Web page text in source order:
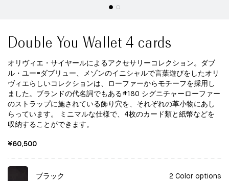
Double You Wallet 4 cards
オリヴィエ・サイヤールによるアクセサリーコレクション。ダブ
ル・ユー=ダブリュー、メゾンのイニシャルで言葉遊びをしたオリ
ヴィエらしいコレクションは、ローファーからモチーフを採用し
ました。ブランドの代名詞でもある#180 シグニチャーローファー
のストラップに施されている飾り穴を、それぞれの革小物にあし
らっています。 ミニマルな仕様で、4枚のカード類と紙幣などを
収納することができます。
¥60,500
ブラック 2 Color options